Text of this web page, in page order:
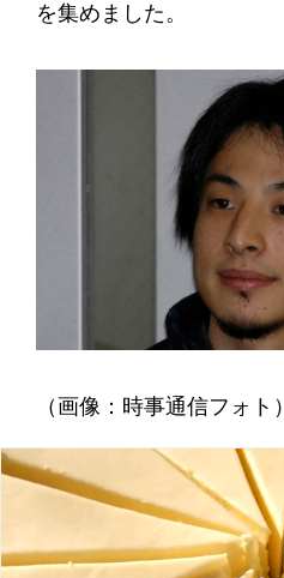
を集めました。
（画像：時事通信フォト）